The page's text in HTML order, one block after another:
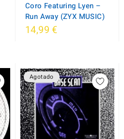
Coro Featuring Lyen ‎–
Run Away (ZYX MUSIC)
14,99 €
Agotado